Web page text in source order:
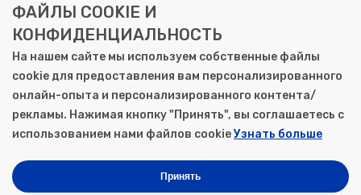
КОНТАКТЫ
Саратов, ул. Осипова, 10А
+7 (8452) 72-65-65
gemera@moya-kniga.ru
Моя книга | Сеть книжных магазинов в Саратове
ФАЙЛЫ COOKIE И
КОНФИДЕНЦИАЛЬНОСТЬ
На нашем сайте мы используем собственные файлы
cookie для предоставления вам персонализированного
онлайн-опыта и персонализированного контента/
рекламы. Нажимая кнопку "Принять", вы соглашаетесь с
использованием нами файлов cookieУзнать больше
Принять